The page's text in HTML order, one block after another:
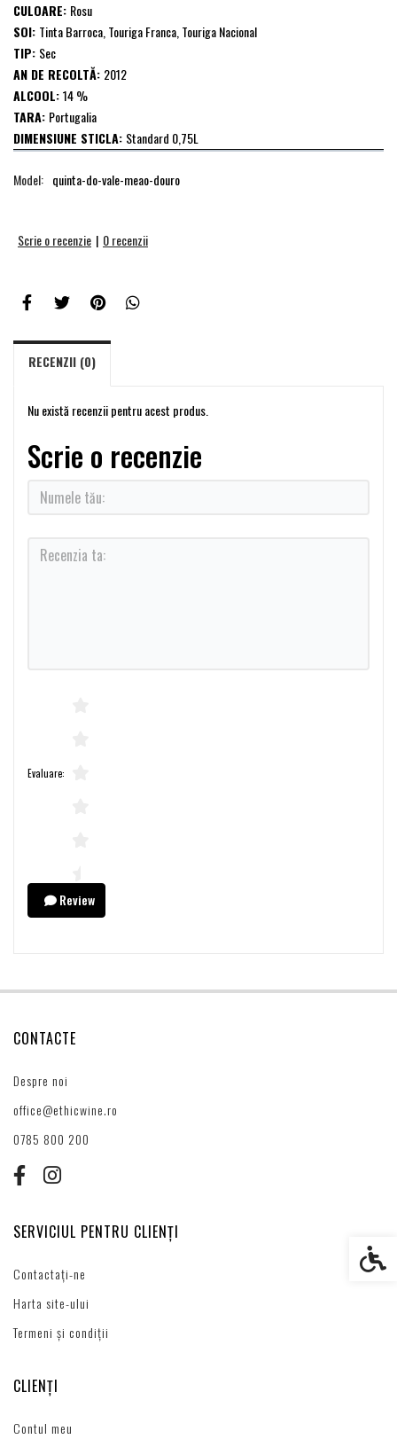
CULOARE: Rosu
SOI: Tinta Barroca, Touriga Franca, Touriga Nacional
TIP: Sec
AN DE RECOLTĂ: 2012
ALCOOL:14 %
TARA: Portugalia
DIMENSIUNE STICLA: Standard 0,75L
Model: quinta-do-vale-meao-douro
Scrie o recenzie | 0 recenzii
RECENZII (0)
Nu există recenzii pentru acest produs.
Scrie o recenzie
Evaluare:
Review
CONTACTE
Despre noi
office@ethicwine.ro
0785 800 200
SERVICIUL PENTRU CLIENȚI
Contactați-ne
Harta site-ului
Termeni și condiții
CLIENȚI
Contul meu
Setări